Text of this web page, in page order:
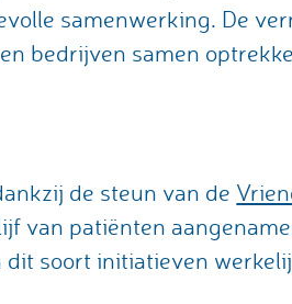
samenwerking. De
bedrijven samen
de steun van de
van patiënten
soort initiatieven